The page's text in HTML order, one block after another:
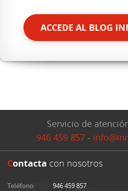
ACCEDE AL BLOG
Servicio de
946 459 857 -
Contacta con nosotros
Teléfono:
946 459 857